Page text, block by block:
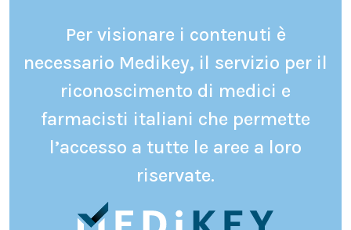
Per visionare i contenuti è
necessario Medikey, il servizio per il
riconoscimento di medici e
farmacisti italiani che permette
l’accesso a tutte le aree a loro
riservate.